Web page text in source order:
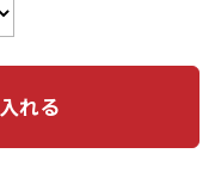
れる